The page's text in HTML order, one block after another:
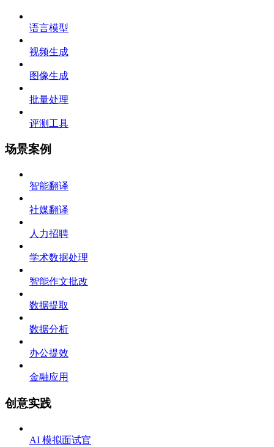
语言模型
视频生成
图像生成
批量处理
评测工具
场景案例
智能翻译
社媒翻译
人力招聘
学术数据处理
智能作文批改
数据提取
数据分析
办公提效
金融应用
创意实践
AI 模拟面试官